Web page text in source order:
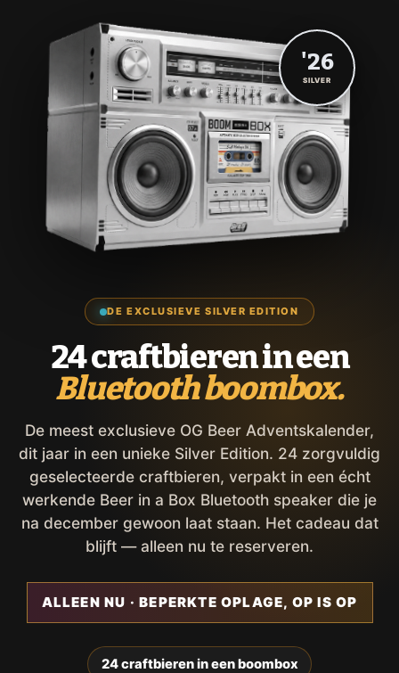
DE EXCLUSIEVE SILVER EDITION
24 craftbieren in een
Bluetooth boombox.
De meest exclusieve OG Beer Adventskalender,
dit jaar in een unieke Silver Edition. 24 zorgvuldig
geselecteerde craftbieren, verpakt in een écht
werkende Beer in a Box Bluetooth speaker die je
na december gewoon laat staan. Het cadeau dat
blijft — alleen nu te reserveren.
ALLEEN NU · BEPERKTE OPLAGE, OP IS OP
24 craftbieren in een boombox
'26
SILVER